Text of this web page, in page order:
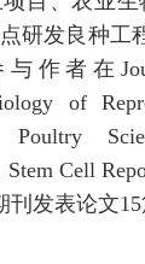
研发良种工
与作者在
of
Poultry
Stem Cell
刊发表论文15